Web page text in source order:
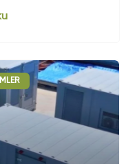
vurdu.